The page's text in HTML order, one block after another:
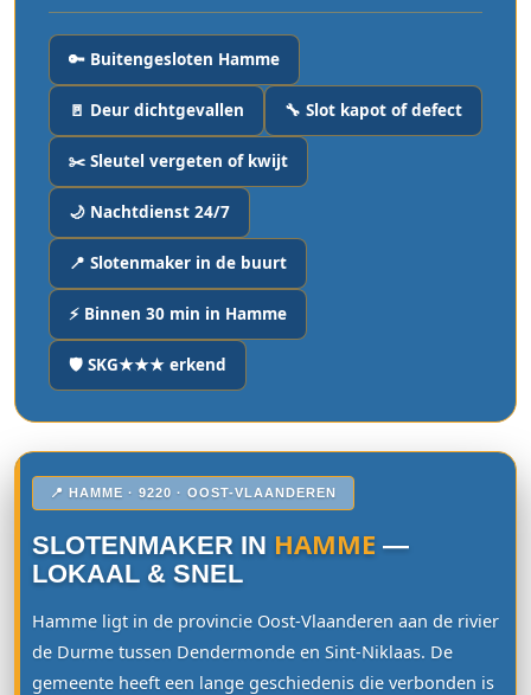
🔑 Buitengesloten Hamme
🚪 Deur dichtgevallen 🔧 Slot kapot of defect
✂️ Sleutel vergeten of kwijt
🌙 Nachtdienst 24/7
📍 Slotenmaker in de buurt
⚡ Binnen 30 min in Hamme
🛡️ SKG★★★ erkend
📍 HAMME · 9220 · OOST-VLAANDEREN
SLOTENMAKER IN HAMME —
LOKAAL & SNEL
Hamme ligt in de provincie Oost-Vlaanderen aan de rivier
de Durme tussen Dendermonde en Sint-Niklaas. De
gemeente heeft een lange geschiedenis die verbonden is